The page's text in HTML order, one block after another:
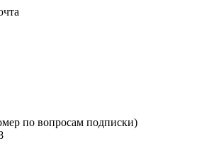
по вопросам подписки)